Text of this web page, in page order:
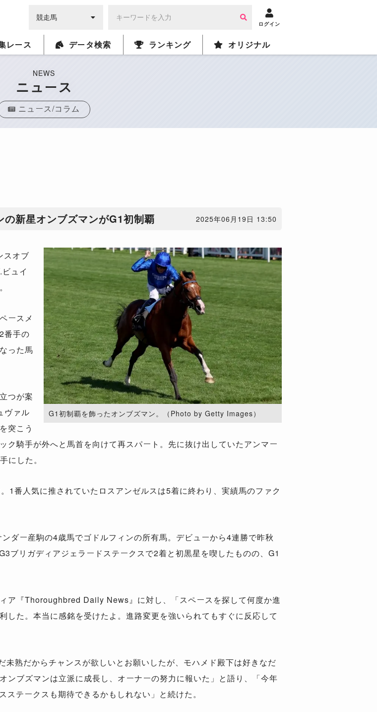
ログイン
レース データ検索 ランキング オリジナル
NEWS
ニュース
ニュース/コラム
新星オンブズマンがG1初制覇 2025年06月19日 13:50
G1初制覇を飾ったオンブズマン。（Photo by Getty Images）
スオブ
ュイ
ースメ
番手の
った馬
つが案
ヴァル
突こう
ク騎手が外へと馬首を向けて再スパート。先に抜け出していたアンマー
にした。
1番人気に推されていたロスアンゼルスは5着に終わり、実績馬のファク
ダー産駒の4歳馬でゴドルフィンの所有馬。デビューから4連勝で昨秋
ブリガディアジェラードステークスで2着と初黒星を喫したものの、G1
ア『Thoroughbred Daily News』に対し、「スペースを探して何度か進
した。本当に感銘を受けたよ。進路変更を強いられてもすぐに反応して
熟だからチャンスが欲しいとお願いしたが、モハメド殿下は好きなだ
ンブズマンは立派に成長し、オーナーの努力に報いた」と語り、「今年
テークスも期待できるかもしれない」と続けた。